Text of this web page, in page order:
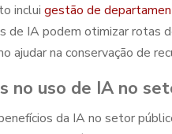
inclui gestão de
de IA podem otimizar rotas
ajudar na conservação de
no uso de IA no
da IA no setor